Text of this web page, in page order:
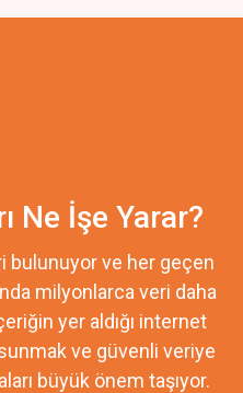
Ne İşe Yarar?
bulunuyor ve her geçen
milyonlarca veri daha
yer aldığı internet
ve güvenli veriye
büyük önem taşıyor.